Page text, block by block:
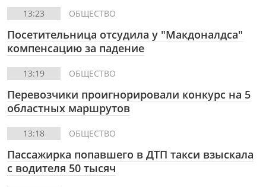
13:23 ОБЩЕСТВО
Посетительница отсудила у "Макдоналдса"
компенсацию за падение
13:19 ОБЩЕСТВО
Перевозчики проигнорировали конкурс на 5
областных маршрутов
13:18 ОБЩЕСТВО
Пассажирка попавшего в ДТП такси взыскала
с водителя 50 тысяч